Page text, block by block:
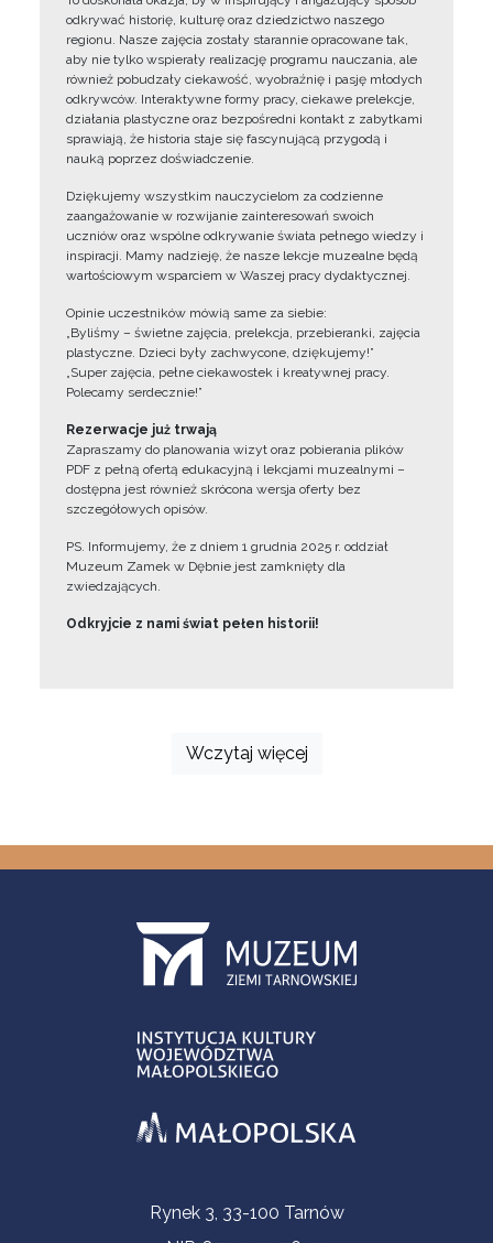
odkrywać historię, kulturę oraz dziedzictwo naszego
regionu. Nasze zajęcia zostały starannie opracowane tak,
aby nie tylko wspierały realizację programu nauczania, ale
również pobudzały ciekawość, wyobraźnię i pasję młodych
odkrywców. Interaktywne formy pracy, ciekawe prelekcje,
działania plastyczne oraz bezpośredni kontakt z zabytkami
sprawiają, że historia staje się fascynującą przygodą i
nauką poprzez doświadczenie.
Dziękujemy wszystkim nauczycielom za codzienne
zaangażowanie w rozwijanie zainteresowań swoich
uczniów oraz wspólne odkrywanie świata pełnego wiedzy i
inspiracji. Mamy nadzieję, że nasze lekcje muzealne będą
wartościowym wsparciem w Waszej pracy dydaktycznej.
Opinie uczestników mówią same za siebie:
„Byliśmy – świetne zajęcia, prelekcja, przebieranki, zajęcia
plastyczne. Dzieci były zachwycone, dziękujemy!”
„Super zajęcia, pełne ciekawostek i kreatywnej pracy.
Polecamy serdecznie!”
Rezerwacje już trwają
Zapraszamy do planowania wizyt oraz pobierania plików
PDF z pełną ofertą edukacyjną i lekcjami muzealnymi –
dostępna jest również skrócona wersja oferty bez
szczegółowych opisów.
PS. Informujemy, że z dniem 1 grudnia 2025 r. oddział
Muzeum Zamek w Dębnie jest zamknięty dla
zwiedzających.
Odkryjcie z nami świat pełen historii!
Wczytaj więcej
Informacje kontaktoweRynek 3, 33-100 Tarnów